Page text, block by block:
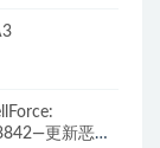
更新恶魔